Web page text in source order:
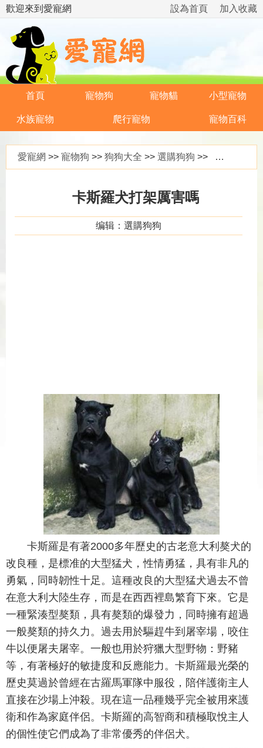
歡迎來到愛寵網 加入收藏
設為首頁
首頁 寵物狗 寵物貓 小型寵物
水族寵物 爬行寵物 寵物百科
愛寵網 >> 寵物狗 >> 狗狗大全 >> 選購狗狗 >> 卡斯羅犬打架厲害嗎
卡斯羅犬打架厲害嗎
编辑：選購狗狗
卡斯羅是有著2000多年歷史的古老意大利獒犬的
改良種，是標准的大型猛犬，性情勇猛，具有非凡的
勇氣，同時韌性十足。這種改良的大型猛犬過去不曾
在意大利大陸生存，而是在西西裡島繁育下來。它是
一種緊湊型獒類，具有獒類的爆發力，同時擁有超過
一般獒類的持久力。過去用於驅趕牛到屠宰場，咬住
牛以便屠夫屠宰。一般也用於狩獵大型野物：野豬
等，有著極好的敏捷度和反應能力。卡斯羅最光榮的
歷史莫過於曾經在古羅馬軍隊中服役，陪伴護衛主人
直接在沙場上沖殺。現在這一品種幾乎完全被用來護
衛和作為家庭伴侶。卡斯羅的高智商和積極取悅主人
的個性使它們成為了非常優秀的伴侶犬。